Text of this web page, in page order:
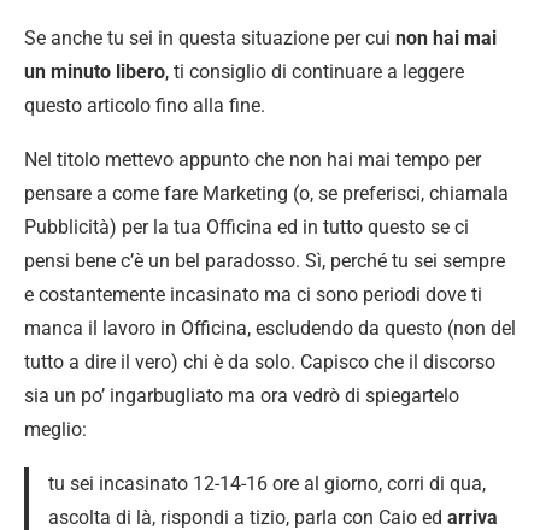
Se anche tu sei in questa situazione per cui non hai mai
un minuto libero, ti consiglio di continuare a leggere
questo articolo fino alla fine.
Nel titolo mettevo appunto che non hai mai tempo per
pensare a come fare Marketing (o, se preferisci, chiamala
Pubblicità) per la tua Officina ed in tutto questo se ci
pensi bene c’è un bel paradosso. Sì, perché tu sei sempre
e costantemente incasinato ma ci sono periodi dove ti
manca il lavoro in Officina, escludendo da questo (non del
tutto a dire il vero) chi è da solo. Capisco che il discorso
sia un po’ ingarbugliato ma ora vedrò di spiegartelo
meglio:
tu sei incasinato 12-14-16 ore al giorno, corri di qua,
ascolta di là, rispondi a tizio, parla con Caio ed arriva